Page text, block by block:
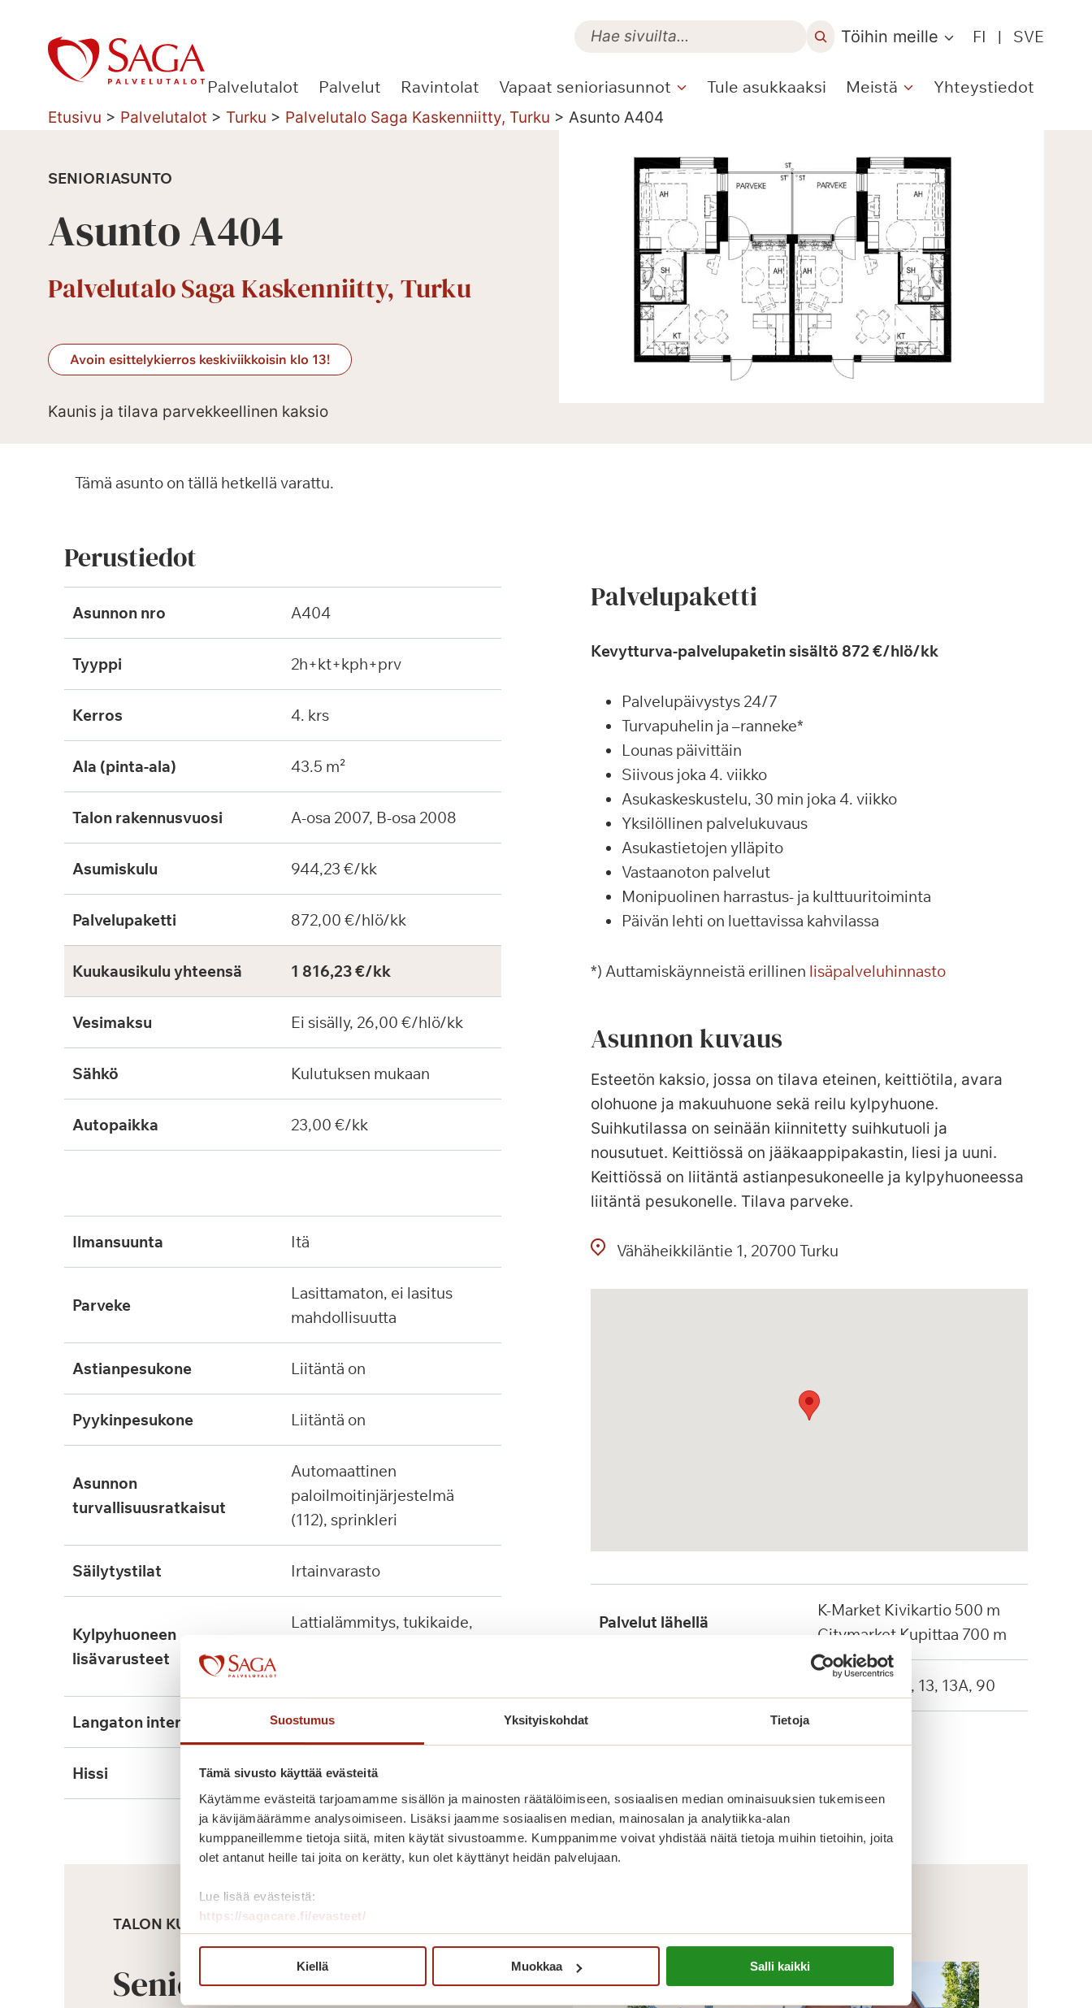
Suostumus Yksityiskohdat Tietoja
Tämä sivusto käyttää evästeitä
Käytämme evästeitä tarjoamamme sisällön ja mainosten räätälöimiseen, sosiaalisen median ominaisuuksien tukemiseen
ja kävijämäärämme analysoimiseen. Lisäksi jaamme sosiaalisen median, mainosalan ja analytiikka-alan
kumppaneillemme tietoja siitä, miten käytät sivustoamme. Kumppanimme voivat yhdistää näitä tietoja muihin tietoihin, joita
olet antanut heille tai joita on kerätty, kun olet käyttänyt heidän palvelujaan.
Lue lisää evästeistä:
https://sagacare.fi/evasteet/
Kiellä Muokkaa Salli kaikki
sisältöön
Töihin meille FI | SVE
Palvelutalot Palvelut Ravintolat Vapaat senioriasunnot Tule asukkaaksi Meistä Yhteystiedot
Etusivu > Palvelutalot > Turku > Palvelutalo Saga Kaskenniitty, Turku > Asunto A404
SENIORIASUNTO
Asunto A404
Palvelutalo Saga Kaskenniitty, Turku
Avoin esittelykierros keskiviikkoisin klo 13!
Kaunis ja tilava parvekkeellinen kaksio
Tämä asunto on tällä hetkellä varattu.
Perustiedot
Asunnon nro A404
Tyyppi 2h+kt+kph+prv
Kerros 4. krs
Ala (pinta-ala) 43.5 m²
Talon rakennusvuosi A-osa 2007, B-osa 2008
Asumiskulu 944,23 €/kk
Palvelupaketti 872,00 €/hlö/kk
Kuukausikulu yhteensä 1 816,23 €/kk
Vesimaksu Ei sisälly, 26,00 €/hlö/kk
Sähkö Kulutuksen mukaan
Autopaikka 23,00 €/kk
ilmansuunta itä
parveke
lasittamaton, ei lasitus
mahdollisuutta
astianpesukone liitäntä on
pyykinpesukone liitäntä on
asunnon
turvallisuusratkaisut
automaattinen
paloilmoitinjärjestelmä
(112), sprinkleri
säilytystilat irtainvarasto
kylpyhuoneen
lisävarusteet
lattialämmitys, tukikaide,
langaton internet ei
hissi kyllä, 3kpl
Palvelupaketti
Kevytturva-palvelupaketin sisältö 872 €/hlö/kk
Palvelupäivystys 24/7
Turvapuhelin ja –ranneke*
Lounas päivittäin
Siivous joka 4. viikko
Asukaskeskustelu, 30 min joka 4. viikko
Yksilöllinen palvelukuvaus
Asukastietojen ylläpito
Vastaanoton palvelut
Monipuolinen harrastus- ja kulttuuritoiminta
Päivän lehti on luettavissa kahvilassa
*) Auttamiskäynneistä erillinen lisäpalveluhinnasto
Asunnon kuvaus
Esteetön kaksio, jossa on tilava eteinen, keittiötila, avara
olohuone ja makuuhuone sekä reilu kylpyhuone.
Suihkutilassa on seinään kiinnitetty suihkutuoli ja
nousutuet. Keittiössä on jääkaappipakastin, liesi ja uuni.
Keittiössä on liitäntä astianpesukoneelle ja kylpyhuoneessa
liitäntä pesukonelle. Tilava parveke.
Vähäheikkiläntie 1 20700 Turku
Palvelut lähellä
K-Market Kivikartio 500 m
Citymarket Kupittaa 700 m
Linja-autot: 9, 13, 13A, 90
TALON KUVAUS
Senioriasunnot